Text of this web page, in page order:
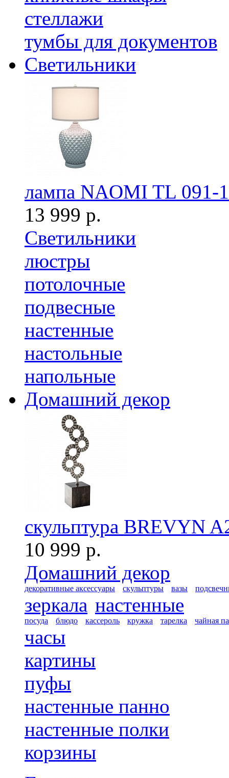
стеллажи
тумбы для документов
Светильники
лампа NAOMI TL 091-1
13 999 р.
Светильники
люстры
потолочные
подвесные
настенные
настольные
напольные
Домашний декор
скульптура BREVYN
10 999 р.
Домашний декор
декоративные аксессуары скульптуры вазы
зеркала настенные
посуда блюдо кассероль кружка тарелка чайная
часы
картины
пуфы
настенные панно
настенные полки
корзины